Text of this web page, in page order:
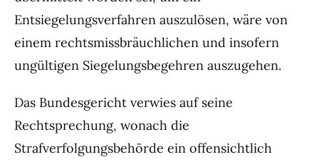
Entsiegelungsverfahren auszulösen, wäre von
einem rechtsmissbräuchlichen und insofern
ungültigen Siegelungsbegehren auszugehen.
Das Bundesgericht verwies auf seine
Rechtsprechung, wonach die
Strafverfolgungsbehörde ein offensichtlich